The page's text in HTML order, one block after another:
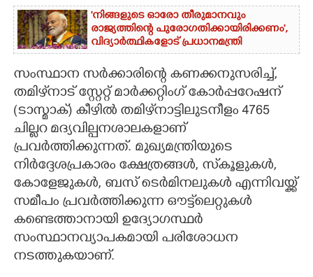
'നിങ്ങളുടെ ഓരോ തീരുമാനവും
രാജ്യത്തിന്റെ പുരോഗതിക്കായിരിക്കണം',​
വിദ്യാർത്ഥികളോട് പ്രധാനമന്ത്രി
സംസ്ഥാന സർക്കാരിന്റെ കണക്കനുസരിച്ച്,
തമിഴ്‌നാട് സ്റ്റേറ്റ് മാർക്കറ്റിംഗ് കോർപ്പറേഷന്
(ടാസ്മാക്) കീഴിൽ തമിഴ്‌നാട്ടിലുടനീളം 4765
ചില്ലറ മദ്യവില്പനശാലകളാണ്
പ്രവർത്തിക്കുന്നത്. മുഖ്യമന്ത്രിയുടെ
നിർദ്ദേശപ്രകാരം ക്ഷേത്രങ്ങൾ, സ്‌കൂളുകൾ,
കോളേജുകൾ, ബസ് ടെർമിനലുകൾ എന്നിവയ്ക്ക്
സമീപം പ്രവർത്തിക്കുന്ന ഔട്ട്‌ലെറ്റുകൾ
കണ്ടെത്താനായി ഉദ്യോഗസ്ഥർ
സംസ്ഥാനവ്യാപകമായി പരിശോധന
നടത്തുകയാണ്.